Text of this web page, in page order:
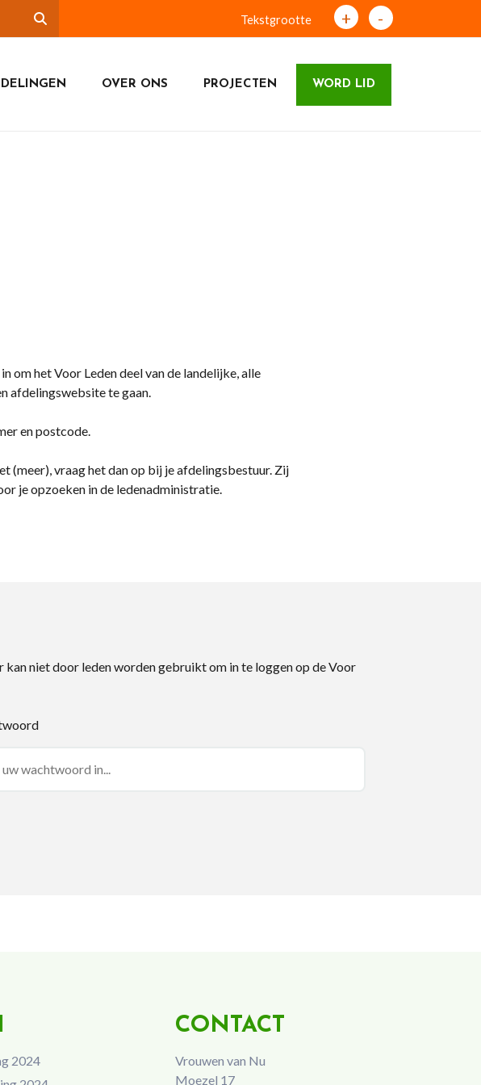
Tekstgrootte + -
OVER ONS PROJECTEN WORD LID
om het Voor Leden deel van de landelijke, alle
afdelingswebsite te gaan.
en postcode.
(meer), vraag het dan op bij je afdelingsbestuur. Zij
je opzoeken in de ledenadministratie.
niet door leden worden gebruikt om in te loggen op de Voor
2024
CONTACT
Vrouwen van Nu
Moezel 17